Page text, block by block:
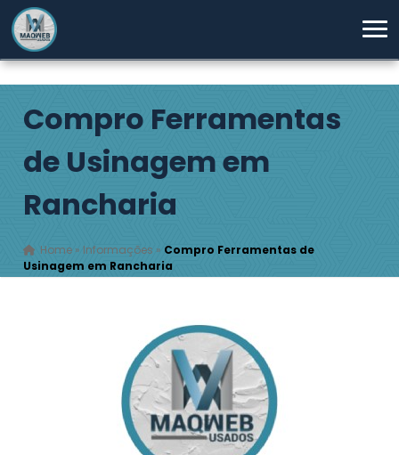
Compro Ferramentas
de Usinagem em
Rancharia
Home » Informações » Compro Ferramentas de
Usinagem em Rancharia